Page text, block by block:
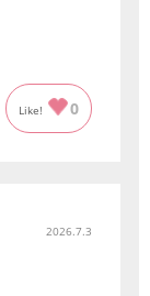
Like! 0
2026.7.3